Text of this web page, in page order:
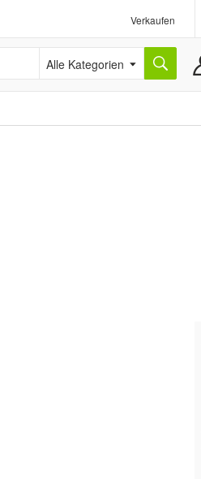
Verkaufen
Alle Kategorien